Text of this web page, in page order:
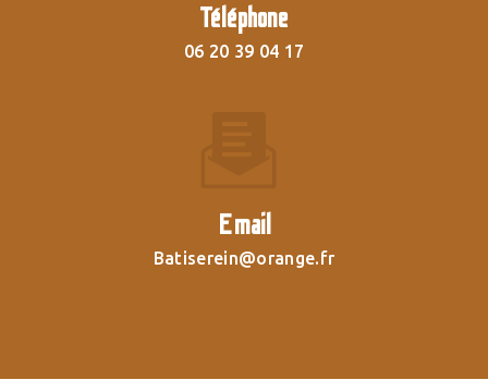
Téléphone
06 20 39 04 17
Email
batiserein@orange.fr